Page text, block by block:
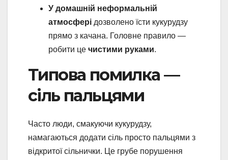
У домашній неформальній
атмосфері дозволено їсти кукурудзу
прямо з качана. Головне правило —
робити це чистими руками.
Типова помилка —
сіль пальцями
Часто люди, смакуючи кукурудзу,
намагаються додати сіль просто пальцями з
відкритої сільнички. Це грубе порушення